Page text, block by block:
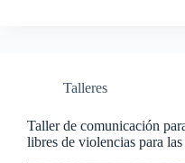
Talleres
Taller de comunicación
libres de violencias para las